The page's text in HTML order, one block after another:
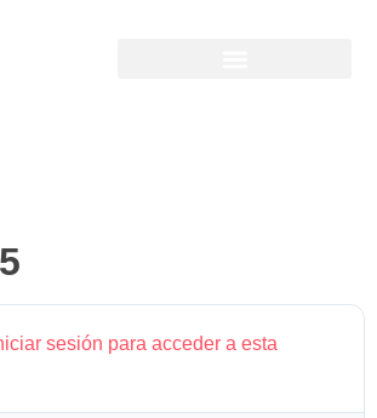
sesión para acceder a esta